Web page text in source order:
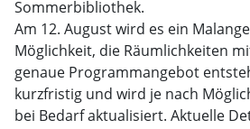
Sommerbibliothek.
Am 12. August wird es ein
Möglichkeit, die Räumlichkeiten
genaue Programmangebot
kurzfristig und wird je nach
bei Bedarf aktualisiert. Aktuelle